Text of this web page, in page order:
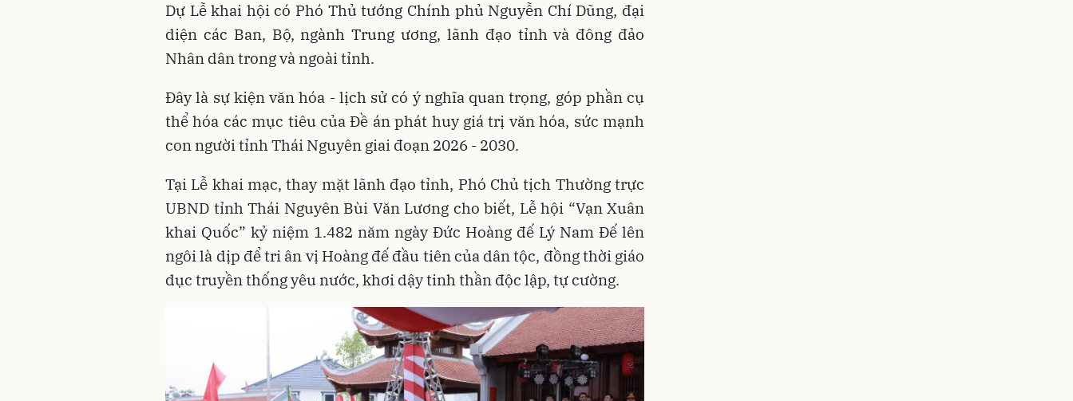
Dự Lễ khai hội có Phó Thủ tướng Chính phủ Nguyễn Chí Dũng, đại
diện các Ban, Bộ, ngành Trung ương, lãnh đạo tỉnh và đông đảo
Nhân dân trong và ngoài tỉnh.
Đây là sự kiện văn hóa - lịch sử có ý nghĩa quan trọng, góp phần cụ
thể hóa các mục tiêu của Đề án phát huy giá trị văn hóa, sức mạnh
con người tỉnh Thái Nguyên giai đoạn 2026 - 2030.
Tại Lễ khai mạc, thay mặt lãnh đạo tỉnh, Phó Chủ tịch Thường trực
UBND tỉnh Thái Nguyên Bùi Văn Lương cho biết, Lễ hội “Vạn Xuân
khai Quốc” kỷ niệm 1.482 năm ngày Đức Hoàng đế Lý Nam Đế lên
ngôi là dịp để tri ân vị Hoàng đế đầu tiên của dân tộc, đồng thời giáo
dục truyền thống yêu nước, khơi dậy tinh thần độc lập, tự cường.